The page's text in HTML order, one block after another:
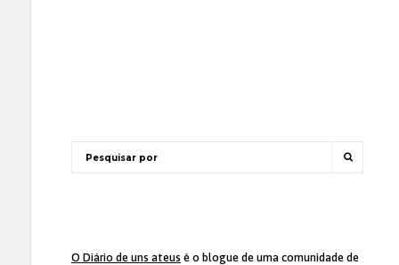
O Diário de uns ateus é o blogue de uma comunidade de